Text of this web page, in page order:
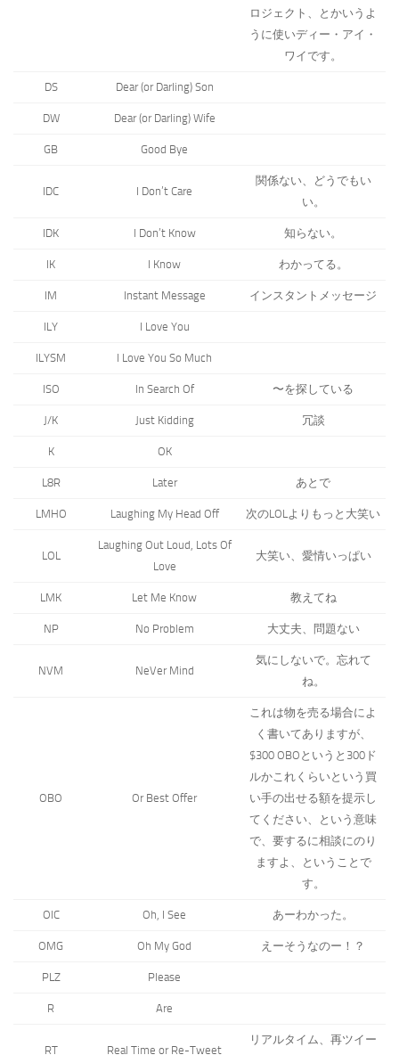
ロジェクト、とかいうよ
うに使いディー・アイ・
ワイです。
DS Dear (or Darling) Son
DW Dear (or Darling) Wife
GB Good Bye
IDC I Don’t Care
関係ない、どうでもい
い。
IDK I Don’t Know 知らない。
IK I Know わかってる。
IM Instant Message インスタントメッセージ
ILY I Love You
ILYSM I Love You So Much
ISO In Search Of 〜を探している
J/K Just Kidding 冗談
K OK
L8R Later あとで
LMHO Laughing My Head Off 次のLOLよりもっと大笑い
LOL
Laughing Out Loud, Lots Of
Love
大笑い、愛情いっぱい
LMK Let Me Know 教えてね
NP No Problem 大丈夫、問題ない
NVM NeVer Mind
気にしないで。忘れて
ね。
OBO Or Best Offer
これは物を売る場合によ
く書いてありますが、
$300 OBOというと300ド
ルかこれくらいという買
い手の出せる額を提示し
てください、という意味
で、要するに相談にのり
ますよ、ということで
す。
OIC Oh, I See あーわかった。
OMG Oh My God えーそうなのー！？
PLZ Please
R Are
RT Real Time or Re-Tweet
リアルタイム、再ツイー